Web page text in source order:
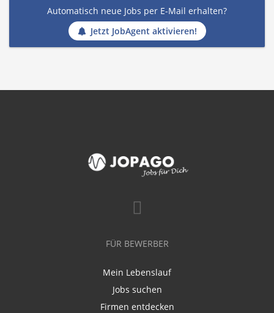
Automatisch neue Jobs per E-Mail erhalten?
Jetzt JobAgent aktivieren!
FÜR BEWERBER
Mein Lebenslauf
Jobs suchen
Firmen entdecken